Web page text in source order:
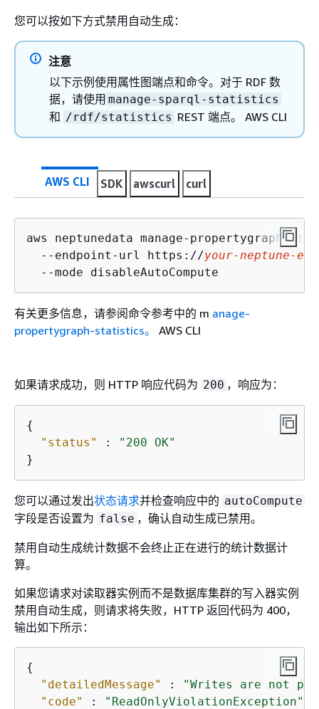
您可以按如下方式禁用自动生成：
注意
以下示例使用属性图端点和命令。对于 RDF 数
据，请使用 manage-sparql-statistics
和 /rdf/statistics REST 端点。 AWS CLI
AWS CLI SDK awscurl curl
aws neptunedata manage-propertygraph-
  --endpoint-url https://
your-neptune-
  --mode disableAutoCompute
有关更多信息，请参阅命令参考中的 m anage-
propertygraph-statistics。
AWS CLI
如果请求成功，则 HTTP 响应代码为 200 ，响应为：
{
"status"
:
"200 OK"
}
您可以通过发出状态请求并检查响应中的 autoCompute
字段是否设置为 false ，确认自动生成已禁用。
禁用自动生成统计数据不会终止正在进行的统计数据计
算。
如果您请求对读取器实例而不是数据库集群的写入器实例
禁用自动生成，则请求将失败，HTTP 返回代码为 400，
输出如下所示：
{
"detailedMessage"
:
"Writes are not
"code"
: "ReadOnlyViolationException"